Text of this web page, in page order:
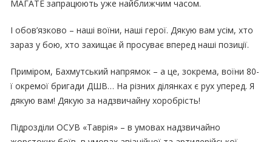
МАГАТЕ запрацюють уже найближчим часом.
І обов’язково – наші воїни, наші герої. Дякую вам усім, хто
зараз у бою, хто захищає й просуває вперед наші позиції.
Приміром, Бахмутський напрямок – а це, зокрема, воїни 80-
ї окремої бригади ДШВ… На різних ділянках є рух уперед. Я
дякую вам! Дякую за надзвичайну хоробрість!
Підрозділи ОСУВ «Таврія» – в умовах надзвичайно